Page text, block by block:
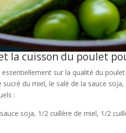
la cuisson du poulet
sur la qualité du
du miel, le salé de la sauce
:
soja, 1/2 cuillère de miel, 1/2